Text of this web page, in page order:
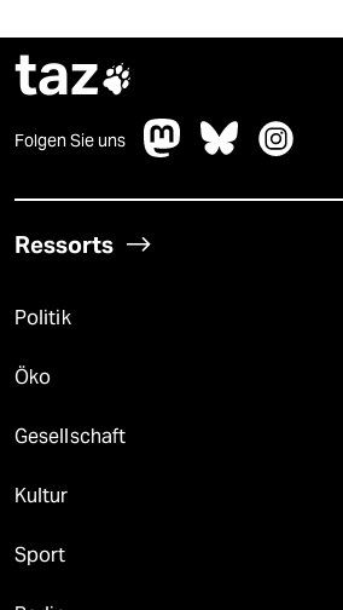
taz
Folgen Sie uns
Ressorts
Politik
Öko
Gesellschaft
Kultur
Sport